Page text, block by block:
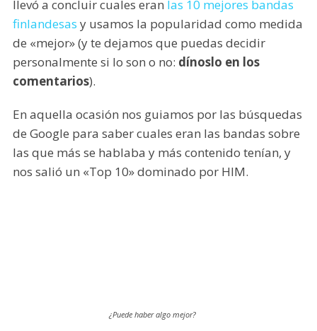
llevó a concluir cuales eran las 10 mejores bandas
finlandesas y usamos la popularidad como medida
de «mejor» (y te dejamos que puedas decidir
personalmente si lo son o no: dínoslo en los
comentarios).
En aquella ocasión nos guiamos por las búsquedas
de Google para saber cuales eran las bandas sobre
las que más se hablaba y más contenido tenían, y
nos salió un «Top 10» dominado por HIM.
¿Puede haber algo mejor?